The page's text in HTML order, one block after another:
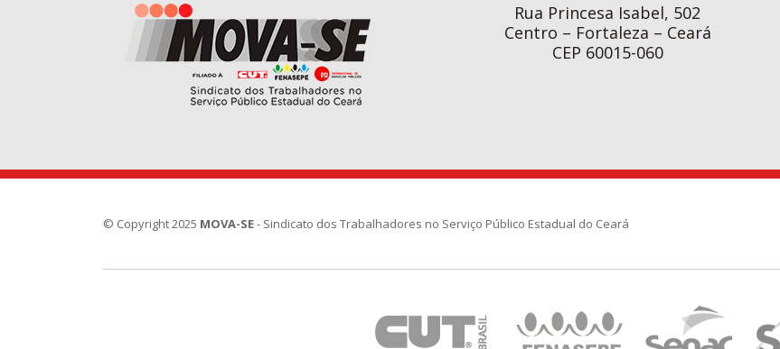
Rua Princesa Isabel, 502
Centro – Fortaleza – Ceará
CEP 60015-060
© Copyright 2025 MOVA-SE- Sindicato dos Trabalhadores no Serviço Público Estadual do Ceará